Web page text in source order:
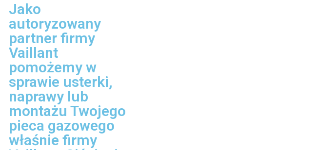
Jako
autoryzowany
partner firmy
Vaillant
pomożemy w
sprawie usterki,
naprawy lub
montażu Twojego
pieca gazowego
właśnie firmy